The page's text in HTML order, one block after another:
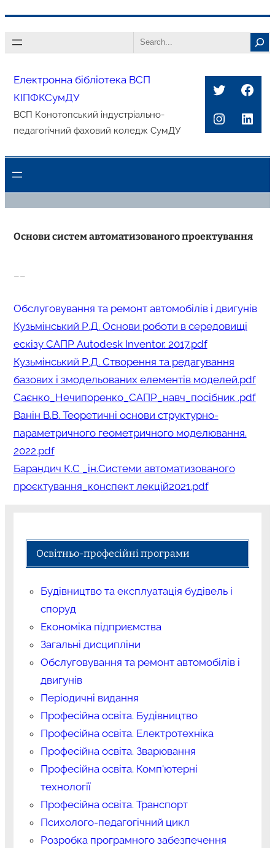
до
Search
Електронна бібліотека ВСП
КІПФКСумДУ
ВСП Конотопський індустріально-
педагогічний фаховий коледж СумДУ
Twitter
Основи систем автоматизованого проектування
––
Обслуговування та ремонт автомобілів і двигунів
Кузьмінський Р.Д. Основи роботи в середовищі
ескізу САПР Autodesk Inventor. 2017.pdf
Кузьмінський Р.Д. Створення та редагування
базових і змодельованих елементів моделей.pdf
Саєнко_Нечипоренко_САПР_навч_посібник .pdf
Ванін В.В. Теоретичні основи структурно-
параметричного геометричного моделювання.
2022.pdf
Барандич К.С _ін.Системи автоматизованого
проєктування_конспект лекцій2021.pdf
Освітньо-професійні програми
Будівництво та експлуатація будівель і
споруд
Економіка підприємства
Загальні дисципліни
Обслуговування та ремонт автомобілів і
двигунів
Періодичні видання
Професійна освіта. Будівництво
Професійна освіта. Електротехніка
Професійна освіта. Зварювання
Професійна освіта. Комп'ютерні
технології
Професійна освіта. Транспорт
Психолого-педагогічний цикл
Розробка програмного забезпечення